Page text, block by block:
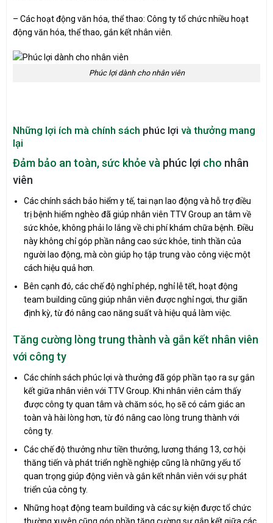
– Các hoạt động văn hóa, thể thao: Công ty tổ chức nhiều hoạt
động văn hóa, thể thao, gắn kết nhân viên.
Phúc lợi dành cho nhân viên
Những lợi ích mà chính sách phúc lợi và thưởng mang
lại
Đảm bảo an toàn, sức khỏe và phúc lợi cho nhân
viên
Các chính sách bảo hiểm y tế, tai nạn lao động và hỗ trợ điều
trị bệnh hiểm nghèo đã giúp nhân viên TTV Group an tâm về
sức khỏe, không phải lo lắng về chi phí khám chữa bệnh. Điều
này không chỉ góp phần nâng cao sức khỏe, tinh thần của
người lao động, mà còn giúp họ tập trung vào công việc một
cách hiệu quả hơn.
Bên cạnh đó, các chế độ nghỉ phép, nghỉ lễ tết, hoạt động
team building cũng giúp nhân viên được nghỉ ngơi, thư giãn
định kỳ, từ đó nâng cao năng suất và hiệu quả làm việc.
Tăng cường lòng trung thành và gắn kết nhân viên
với công ty
Các chính sách phúc lợi và thưởng đã góp phần tạo ra sự gắn
kết giữa nhân viên với TTV Group. Khi nhân viên cảm thấy
được công ty quan tâm và chăm sóc, họ sẽ có cảm giác an
toàn và hài lòng hơn, từ đó nâng cao lòng trung thành với
công ty.
Các chế độ thưởng như tiền thưởng, lương tháng 13, cơ hội
thăng tiến và phát triển nghề nghiệp cũng là những yếu tố
quan trọng giúp động viên và gắn kết nhân viên với sự phát
triển của công ty.
Những hoạt động team building và các sự kiện được tổ chức